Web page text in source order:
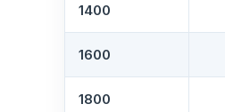
1400
1600
1800